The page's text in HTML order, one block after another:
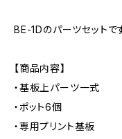
BE-1Dのパーツセットです
【商品内容】
・基板上パーツ一式
・ポット6個
・専用プリント基板